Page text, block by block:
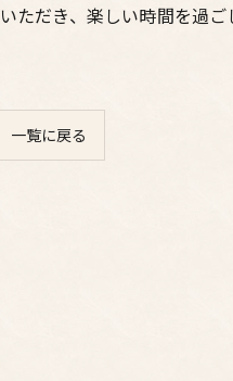
だき、楽しい時間を過
一覧に戻る